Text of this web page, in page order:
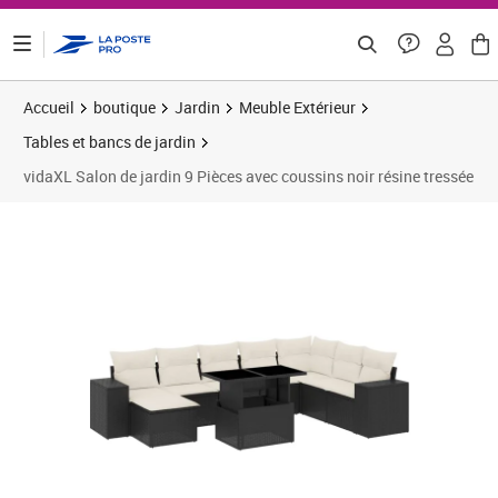
Accueil boutique Jardin
Meuble Extérieur
Tables et bancs de jardin
vidaXL Salon de jardin 9 Pièces avec coussins noir résine tressée